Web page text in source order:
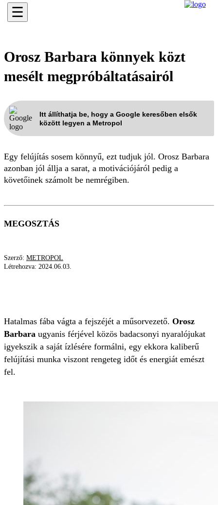
☰
Orosz Barbara könnyek közt
mesélt megpróbáltatásairól
Itt állíthatja be, hogy a Google keresőben elsők
között legyen a Metropol
Egy felújítás sosem könnyű, ezt tudjuk jól. Orosz Barbara
azonban jól állja a sarat, a motivációjáról pedig a
követőinek számolt be nemrégiben.
MEGOSZTÁS
Szerző: METROPOL
Létrehozva: 2024.06.03.
Hatalmas fába vágta a fejszéjét a műsorvezető. Orosz
Barbara ugyanis férjével közös badacsonyi nyaralójukat
igyekszik a saját ízlésére formálni, egy ekkora kaliberű
felújítási munka viszont rengeteg időt és energiát emészt
fel.